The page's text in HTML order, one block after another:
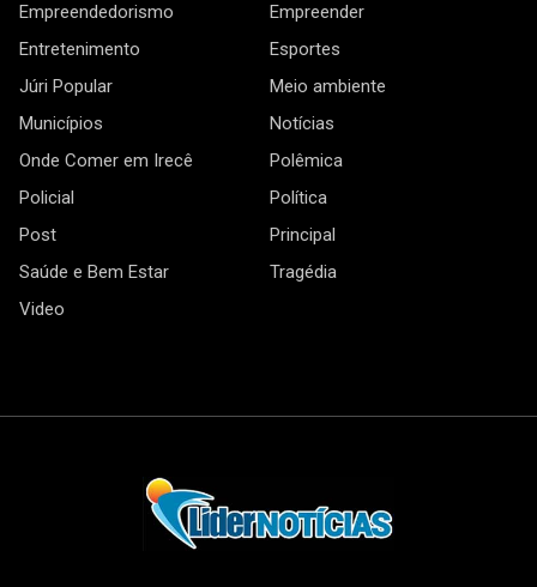
Empreendedorismo
Empreender
Entretenimento
Esportes
Júri Popular
Meio ambiente
Municípios
Notícias
Onde Comer em Irecê
Polêmica
Policial
Política
Post
Principal
Saúde e Bem Estar
Tragédia
Video